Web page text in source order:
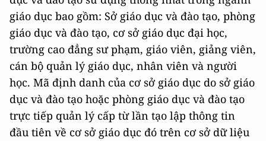
giáo dục bao gồm: Sở giáo dục và đào tạo, phòng
giáo dục và đào tạo, cơ sở giáo dục đại học,
trường cao đẳng sư phạm, giáo viên, giảng viên,
cán bộ quản lý giáo dục, nhân viên và người
học. Mã định danh của cơ sở giáo dục do sở giáo
dục và đào tạo hoặc phòng giáo dục và đào tạo
trực tiếp quản lý cấp từ lần tạo lập thông tin
đầu tiên về cơ sở giáo dục đó trên cơ sở dữ liệu